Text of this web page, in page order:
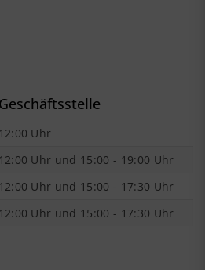
Uhr
Uhr und 15:00 - 19:00 Uhr
Uhr und 15:00 - 17:30 Uhr
Uhr und 15:00 - 17:30 Uhr